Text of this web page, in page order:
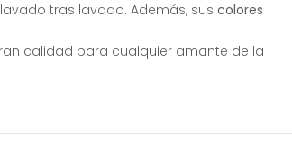
tras lavado. Además, sus colores
calidad para cualquier amante de la